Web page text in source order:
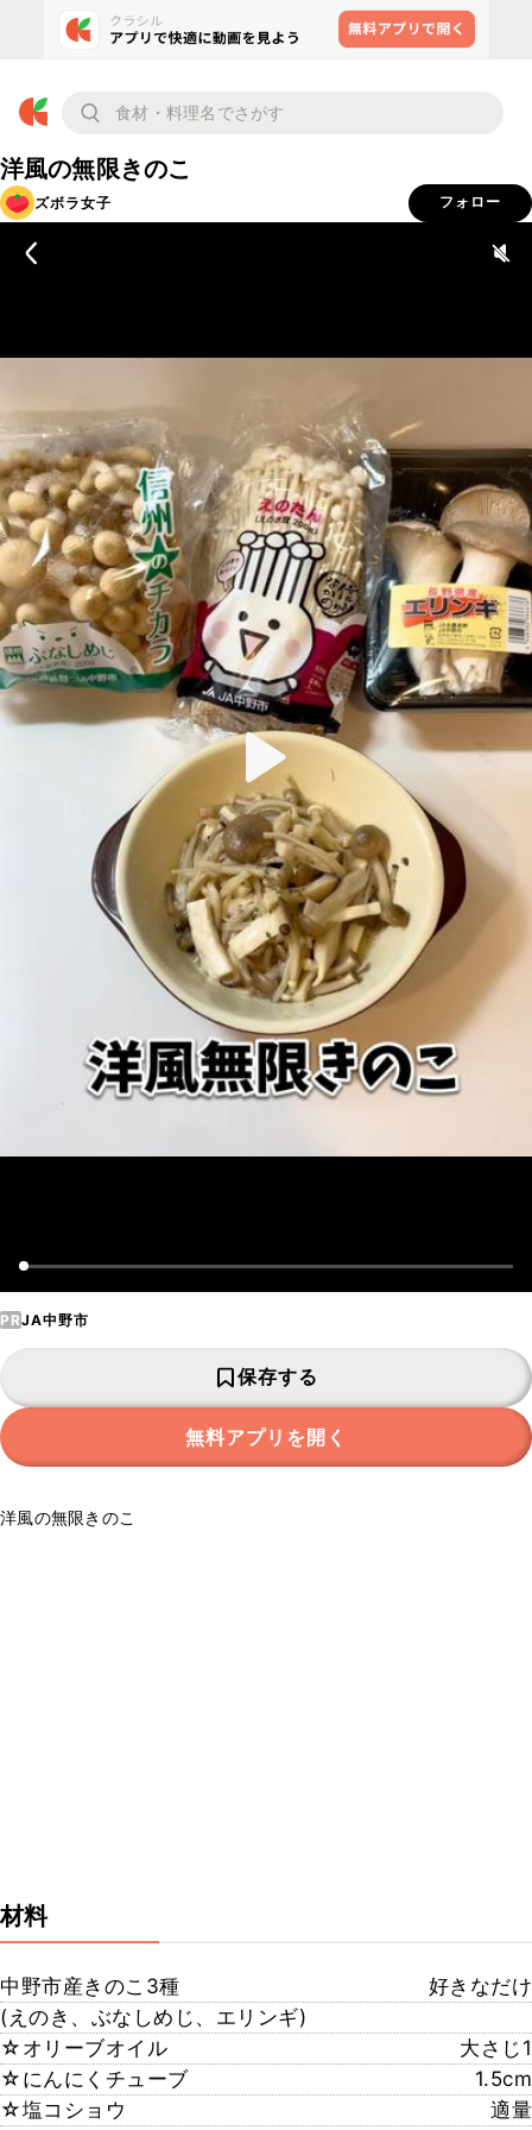
洋風の無限きのこ
ズボラ女子 フォロー
PRJA中野市
保存する
無料アプリを開く
洋風の無限きのこ
材料
中野市産きのこ3種
好きなだけ
(えのき、ぶなしめじ、エリンギ)
☆オリーブオイル
大さじ1
☆にんにくチューブ
1.5cm
☆塩コショウ
適量